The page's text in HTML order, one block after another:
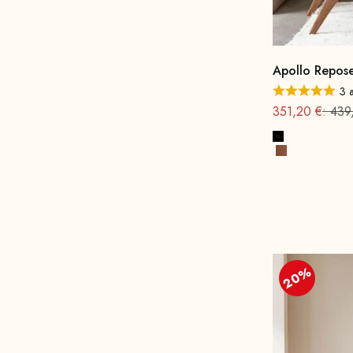
Apollo
3
Offre à partir
351,20 €Prix
:
Noir
Cognac
20%